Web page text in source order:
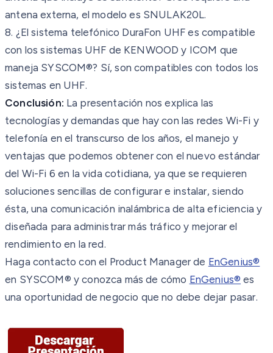
antena externa, el modelo es SNULAK20L.
8. ¿El sistema telefónico DuraFon UHF es compatible
con los sistemas UHF de KENWOOD y ICOM que
maneja SYSCOM®? Sí, son compatibles con todos los
sistemas en UHF.
Conclusión: La presentación nos explica las
tecnologías y demandas que hay con las redes Wi-Fi y
telefonía en el transcurso de los años, el manejo y
ventajas que podemos obtener con el nuevo estándar
del Wi-Fi 6 en la vida cotidiana, ya que se requieren
soluciones sencillas de configurar e instalar, siendo
ésta, una comunicación inalámbrica de alta eficiencia y
diseñada para administrar más tráfico y mejorar el
rendimiento en la red.
Haga contacto con el Product Manager de EnGenius®
en SYSCOM® y conozca más de cómo EnGenius® es
una oportunidad de negocio que no debe dejar pasar.